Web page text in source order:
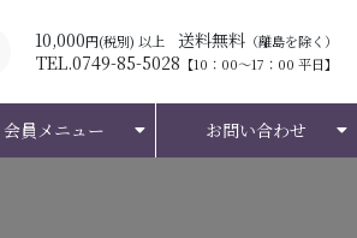
10,000円(税別) 以上 送料無料 （離島を除く）
TEL.0749-85-5028 【10：00～17：00 平日】
会員メニュー お問い合わせ